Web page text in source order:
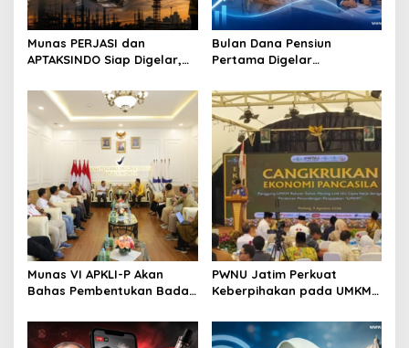
i
o
n
Munas PERJASI dan
APTAKSINDO Siap Digelar,
Revisi AD/ART
Bulan Dana Pensiun
Pertama Digelar
Perkuat Ekosistem Pensiun
Berkelanjutan
Munas VI APKLI-P Akan
Bahas Pembentukan Badan
Dinilai Penting Hadapi
Bonus Demografi
PWNU Jatim Perkuat
Keberpihakan pada UMKM